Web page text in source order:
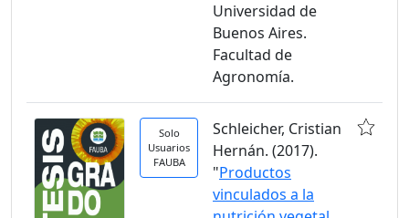
Universidad de
Buenos Aires.
Facultad de
Agronomía.
Solo
Usuarios
FAUBA
Schleicher, Cristian
Hernán. (2017).
"Productos
vinculados a la